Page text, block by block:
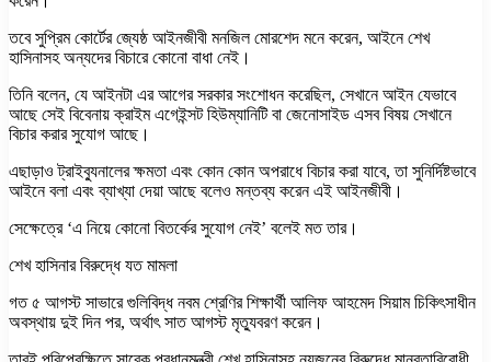
তবে সুপ্রিম কোর্টের জ্যেষ্ঠ আইনজীবী মনজিল মোরশেদ মনে করেন, আইনে শেখ
হাসিনাসহ অন্যদের বিচারে কোনো বাধা নেই।
তিনি বলেন, যে আইনটা এর আগের সরকার সংশোধন করেছিল, সেখানে আইন যেভাবে
আছে সেই বিবেনায় ক্রাইম এগেইন্সট হিউম্যানিটি বা জেনোসাইড এসব বিষয় সেখানে
বিচার করার সুযোগ আছে।
এছাড়াও ট্রাইব্যুনালের ক্ষমতা এবং কোন কোন অপরাধে বিচার করা যাবে, তা সুনির্দিষ্টভাবে
আইনে বলা এবং ব্যাখ্যা দেয়া আছে বলেও মন্তব্য করেন এই আইনজীবী।
সেক্ষেত্রে ‘এ নিয়ে কোনো বিতর্কের সুযোগ নেই’ বলেই মত তার।
শেখ হাসিনার বিরুদ্ধে যত মামলা
গত ৫ আগস্ট সাভারে গুলিবিদ্ধ নবম শ্রেণির শিক্ষার্থী আলিফ আহমেদ সিয়াম চিকিৎসাধীন
অবস্থায় দুই দিন পর, অর্থাৎ সাত আগস্ট মৃত্যুবরণ করেন।